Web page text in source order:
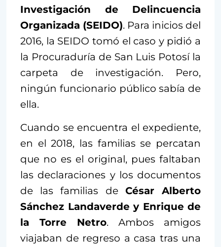
Investigación de Delincuencia
Organizada (SEIDO). Para inicios del
2016, la SEIDO tomó el caso y pidió a
la Procuraduría de San Luis Potosí la
carpeta de investigación. Pero,
ningún funcionario público sabía de
ella.
Cuando se encuentra el expediente,
en el 2018, las familias se percatan
que no es el original, pues faltaban
las declaraciones y los documentos
de las familias de César Alberto
Sánchez Landaverde y Enrique de
la Torre Netro. Ambos amigos
viajaban de regreso a casa tras una